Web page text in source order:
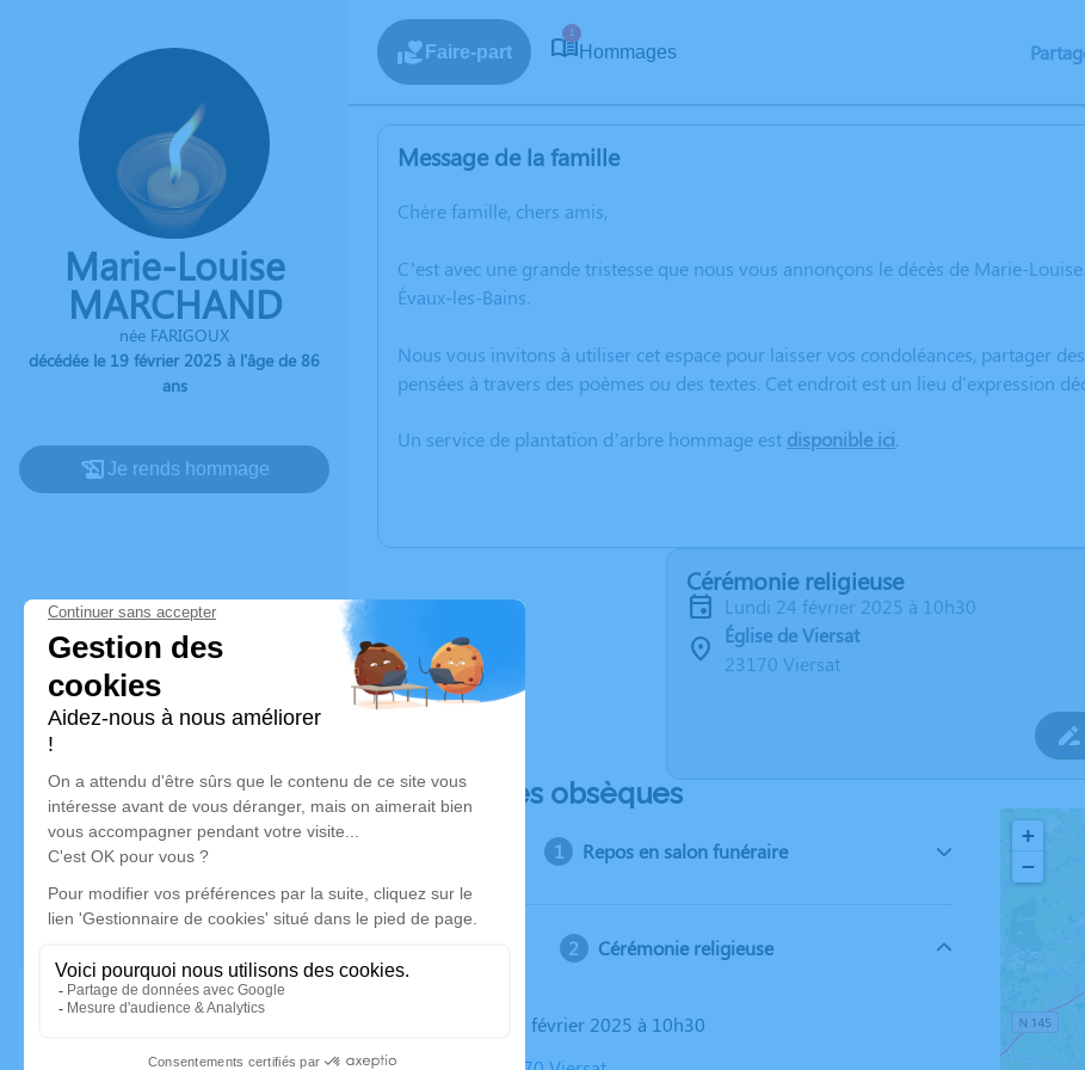
Marie-Louise
MARCHAND
née FARIGOUX
décédée le 19 février 2025 à l'âge de 86
ans
Je rends hommage
Faire-part
1
Hommages
Message de la famille
Chère famille, chers amis,
C’est avec une grande tristesse que nous vous annonçons le décès de Marie-
Évaux-les-Bains.
Nous vous invitons à utiliser cet espace pour laisser vos condoléances, partager
pensées à travers des poèmes ou des textes. Cet endroit est un lieu d'expression
Un service de plantation d’arbre hommage est disponible ici.
Cérémonie religieuse
lundi 24 février 2025 à 10h30
Église de Viersat
23170 Viersat
Déroulé des obsèques
Repos en salon funéraire
Cérémonie religieuse
Le lundi 24 février 2025 à 10h30
+
−